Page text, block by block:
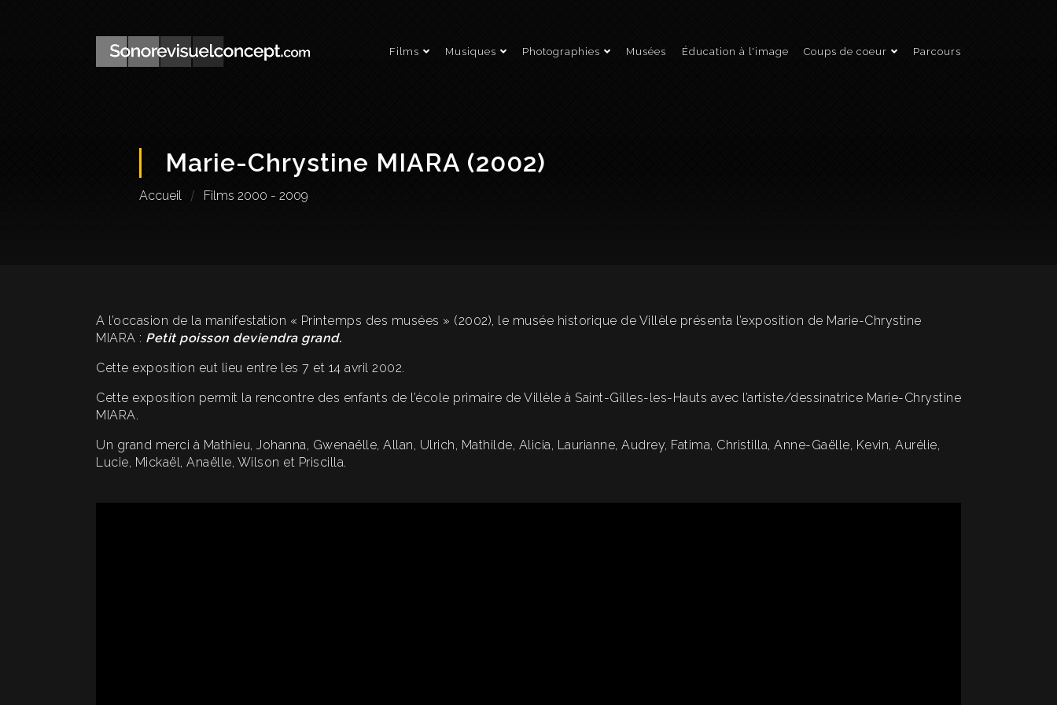
Films Musiques Photographies Musées Éducation à l'image Coups de coeur Parcours
Marie-Chrystine MIARA (2002)
Accueil Films 2000 - 2009
A l’occasion de la manifestation « Printemps des musées » (2002), le musée historique de Villèle présenta l’exposition de Marie-Chrystine
MIARA : Petit poisson deviendra grand.
Cette exposition eut lieu entre les 7 et 14 avril 2002.
Cette exposition permit la rencontre des enfants de l’école primaire de Villèle à Saint-Gilles-les-Hauts avec l’artiste/dessinatrice Marie-Chrystine
MIARA.
Un grand merci à Mathieu, Johanna, Gwenaëlle, Allan, Ulrich, Mathilde, Alicia, Laurianne, Audrey, Fatima, Christilla, Anne-Gaëlle, Kevin, Aurélie,
Lucie, Mickaël, Anaëlle, Wilson et Priscilla.